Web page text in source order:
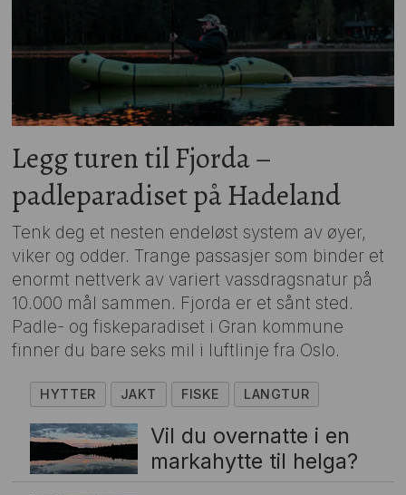
Legg turen til Fjorda –
padleparadiset på Hadeland
Tenk deg et nesten endeløst system av øyer,
viker og odder. Trange passasjer som binder et
enormt nettverk av variert vassdragsnatur på
10.000 mål sammen. Fjorda er et sånt sted.
Padle- og fiskeparadiset i Gran kommune
finner du bare seks mil i luftlinje fra Oslo.
HYTTER JAKT FISKE LANGTUR
Vil du overnatte i en
markahytte til helga?